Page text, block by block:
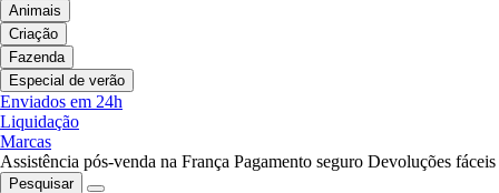
Animais
Criação
Fazenda
Especial de verão
Enviados em 24h
Liquidação
Marcas
Assistência pós-venda na França Pagamento seguro Devoluções fáceis
Pesquisar